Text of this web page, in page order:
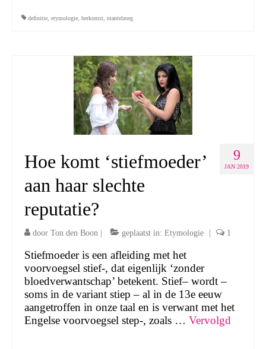
definitie, etymologie, herkomst, mantelzorg
9
JAN 2019
Hoe komt ‘stiefmoeder’
aan haar slechte
reputatie?
door Ton den Boon geplaatst in: Etymologie 1
Stiefmoeder is een afleiding met het
voorvoegsel stief-, dat eigenlijk ‘zonder
bloedverwantschap’ betekent. Stief– wordt –
soms in de variant stiep – al in de 13e eeuw
aangetroffen in onze taal en is verwant met het
Engelse voorvoegsel step-, zoals … Vervolgd